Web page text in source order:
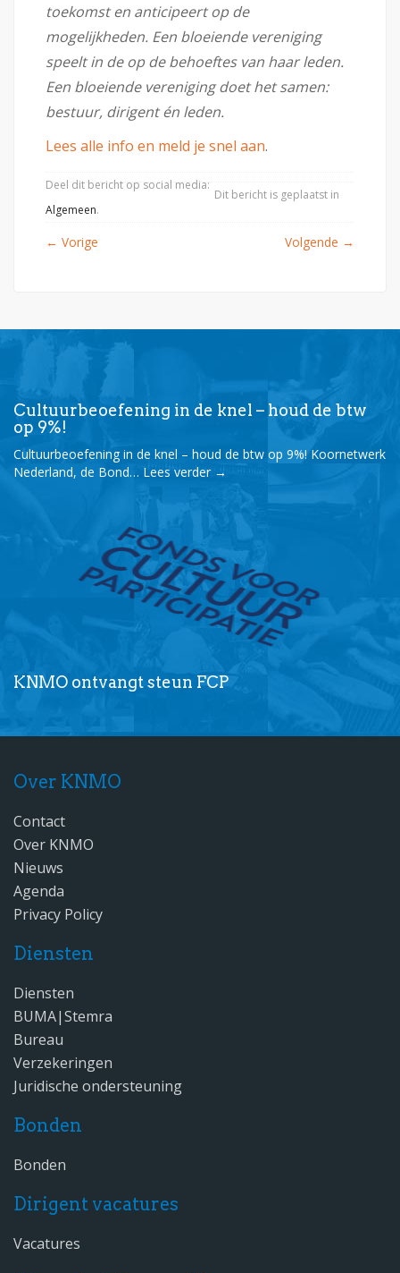
toekomst en anticipeert op de
mogelijkheden. Een bloeiende vereniging
speelt in de op de behoeftes van haar leden.
Een bloeiende vereniging doet het samen:
bestuur, dirigent én leden.
Lees alle info en meld je snel aan.
Deel dit bericht op social media:
Dit bericht is geplaatst in
Algemeen.
← Vorige Volgende →
Cultuurbeoefening in de knel – houd de btw
op 9%!
Cultuurbeoefening in de knel – houd de btw op 9%! Koornetwerk
Nederland, de Bond… Lees verder →
KNMO ontvangt steun FCP
Over KNMO
Contact
Over KNMO
Nieuws
Agenda
Privacy Policy
Diensten
Diensten
BUMA|Stemra
Bureau
Verzekeringen
Juridische ondersteuning
Bonden
Bonden
Dirigent vacatures
Vacatures